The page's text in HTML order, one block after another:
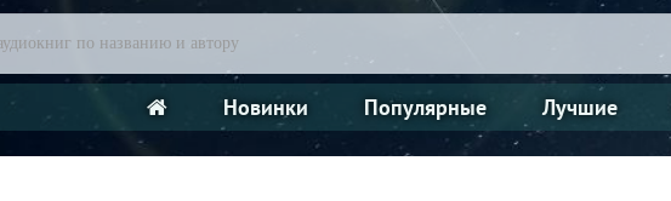
Новинки Популярные Лучшие